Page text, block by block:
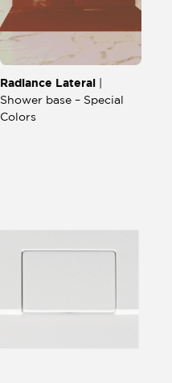
Radiance Lateral |
Shower base – Special
Colors